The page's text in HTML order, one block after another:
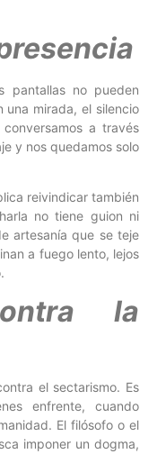
pantallas no pueden
una mirada, el silencio
a través
y nos quedamos solo
reivindicar también
no tiene guion ni
artesanía que se teje
a fuego lento, lejos
la
el sectarismo. Es
enfrente, cuando
El filósofo o el
imponer un dogma,